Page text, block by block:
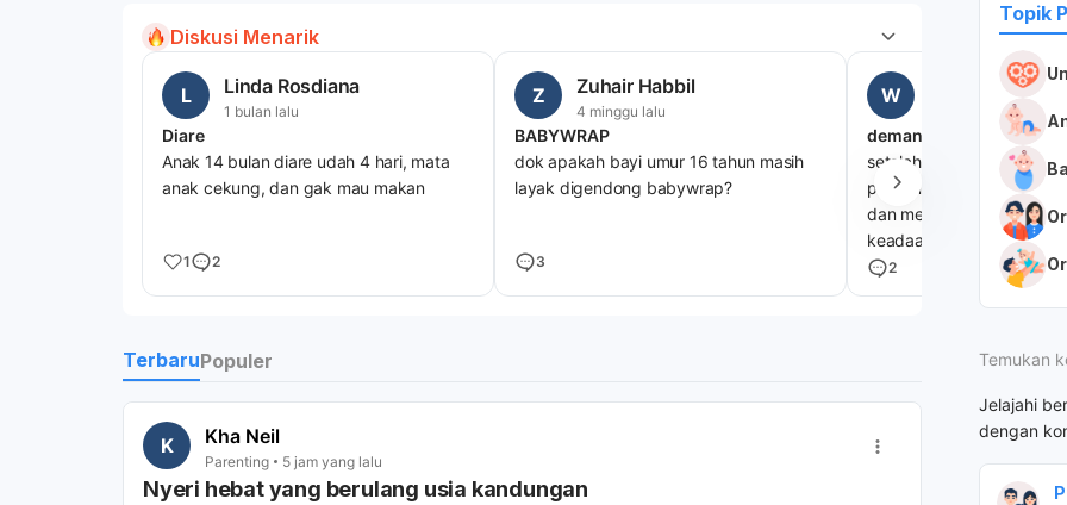
Diskusi Menarik
L Linda Rosdiana
1 bulan lalu
Diare
Anak 14 bulan diare udah 4 hari, mata
anak cekung, dan gak mau makan
1 2
Z Zuhair Habbil
4 minggu lalu
BABYWRAP
dok apakah bayi umur 16 tahun masih
layak digendong babywrap?
3
W wahyu putri
3 minggu lalu
deman pasca imun dpt 1
setelah imunisasi dpt 1
pertama suhu tubuhnya
dan mengalami diare
keadaan poop bayi dari
kuning menjadi
muntah,di hari kedua suhu
2
TerbaruPopuler
K Kha Neil
Parenting 5 jam yang lalu
Nyeri hebat yang berulang usia kandungan
Topik
Temukan
Jelajahi
dengan